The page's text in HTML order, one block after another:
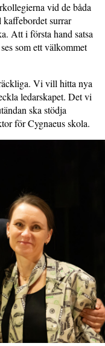
vid de båda
surrar
Att i första hand satsa
som ett välkommet
Vi vill hitta nya
ledar­skapet. Det vi
ska stödja
för Cygnaeus skola.